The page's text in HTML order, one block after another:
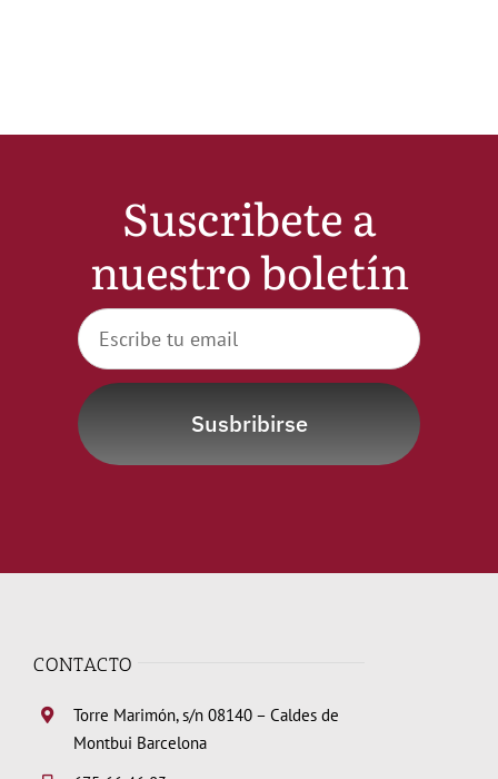
Suscribete a
nuestro boletín
Susbribirse
CONTACTO
Torre Marimón, s/n 08140 – Caldes de
Montbui Barcelona